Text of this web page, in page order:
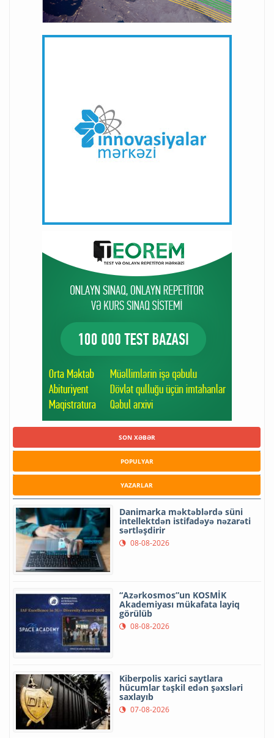
SON XƏBƏR
POPULYAR
YAZARLAR
Danimarka məktəblərdə süni
intellektdən istifadəyə nəzarəti
sərtləşdirir
08-08-2026
“Azərkosmos”un KOSMİK
Akademiyası mükafata layiq
görülüb
08-08-2026
Kiberpolis xarici saytlara
hücumlar təşkil edən şəxsləri
saxlayıb
07-08-2026